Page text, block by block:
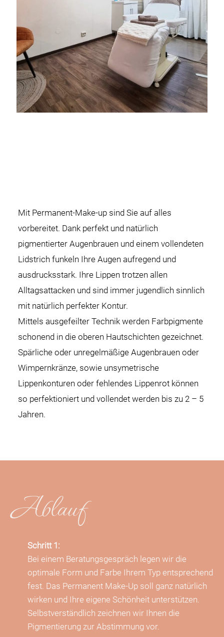
Mit Permanent-Make-up sind Sie auf alles
vorbereitet. Dank perfekt und natürlich
pigmentierter Augenbrauen und einem vollendeten
Lidstrich funkeln Ihre Augen aufregend und
ausdrucksstark. Ihre Lippen trotzen allen
Alltagsattacken und sind immer jugendlich sinnlich
mit natürlich perfekter Kontur.
Mittels ausgefeilter Technik werden Farbpigmente
schonend in die oberen Hautschichten gezeichnet.
Spärliche oder unregelmäßige Augenbrauen oder
Wimpernkränze, sowie unsymetrische
Lippenkonturen oder fehlendes Lippenrot können
so perfektioniert und vollendet werden bis zu 2 – 5
Jahren.
Ablauf
Schritt 1:
Bei einem Beratungsgespräch legen wir die
optimale Form und Farbe Ihrem Typ entsprechend
fest. Das Permanent Make-Up soll ganz natürlich
wirken und Ihre eigene Schönheit unterstützen.
Selbstverständlich zeichnen wir Ihnen die
Pigmentierung zur Abstimmung vor.